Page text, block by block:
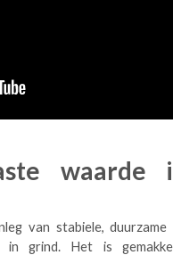
waarde
van stabiele, duurzame
in grind. Het is